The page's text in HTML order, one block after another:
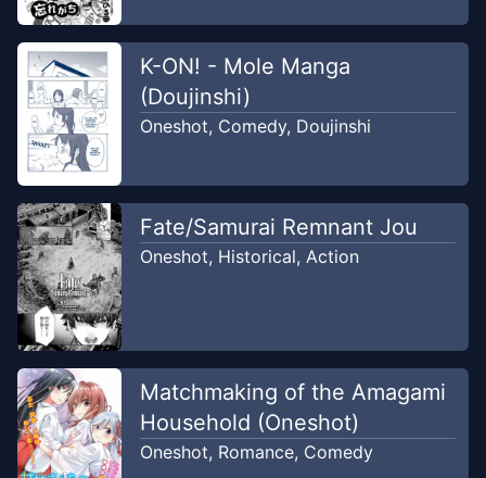
K-ON! - Mole Manga
(Doujinshi)
Oneshot, Comedy, Doujinshi
Fate/Samurai Remnant Jou
Oneshot, Historical, Action
Matchmaking of the Amagami
Household (Oneshot)
Oneshot, Romance, Comedy